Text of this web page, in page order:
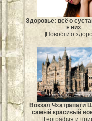
Здоровье: всё о
в них
[Новости о
Вокзал Чхатрапати
самый красивый
[География и